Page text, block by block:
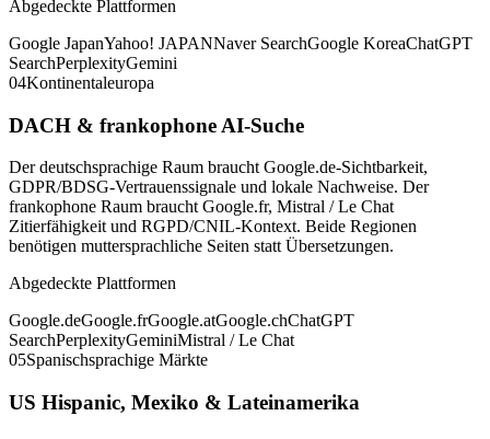
Abgedeckte Plattformen
Google JapanYahoo! JAPANNaver SearchGoogle KoreaChatGPT
SearchPerplexityGemini
04Kontinentaleuropa
DACH & frankophone AI-Suche
Der deutschsprachige Raum braucht Google.de-Sichtbarkeit,
GDPR/BDSG-Vertrauenssignale und lokale Nachweise. Der
frankophone Raum braucht Google.fr, Mistral / Le Chat
Zitierfähigkeit und RGPD/CNIL-Kontext. Beide Regionen
benötigen muttersprachliche Seiten statt Übersetzungen.
Abgedeckte Plattformen
Google.deGoogle.frGoogle.atGoogle.chChatGPT
SearchPerplexityGeminiMistral / Le Chat
05Spanischsprachige Märkte
US Hispanic, Mexiko & Lateinamerika